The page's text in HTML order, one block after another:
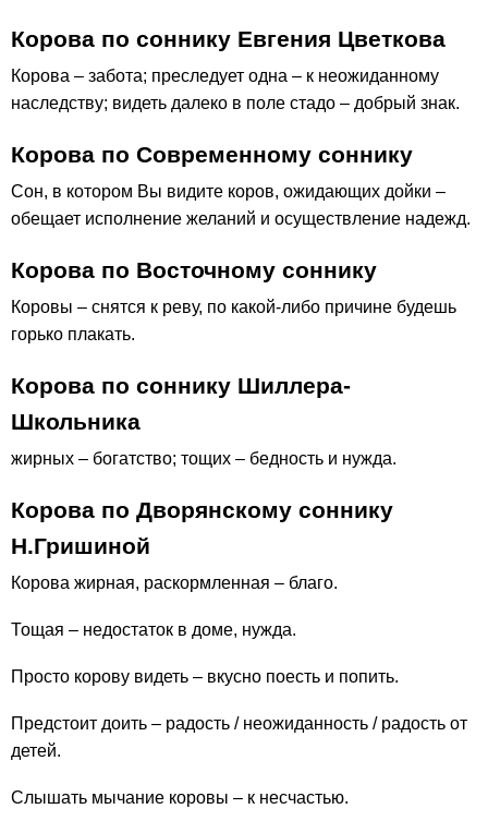
Корова по соннику Евгения Цветкова
Корова – забота; преследует одна – к неожиданному
наследству; видеть далеко в поле стадо – добрый знак.
Корова по Современному соннику
Сон, в котором Вы видите коров, ожидающих дойки –
обещает исполнение желаний и осуществление надежд.
Корова по Восточному соннику
Коровы – снятся к реву, по какой-либо причине будешь
горько плакать.
Корова по соннику Шиллера-
Школьника
жирных – богатство; тощих – бедность и нужда.
Корова по Дворянскому соннику
Н.Гришиной
Корова жирная, раскормленная – благо.
Тощая – недостаток в доме, нужда.
Просто корову видеть – вкусно поесть и попить.
Предстоит доить – радость / неожиданность / радость от
детей.
Слышать мычание коровы – к несчастью.